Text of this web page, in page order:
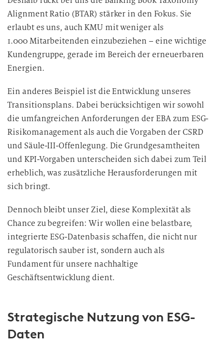
Alignment Ratio (BTAR) stärker in den Fokus. Sie
erlaubt es uns, auch KMU mit weniger als
1.000 Mitarbeitenden einzubeziehen – eine wichtige
Kundengruppe, gerade im Bereich der erneuerbaren
Energien.
Ein anderes Beispiel ist die Entwicklung unseres
Transitionsplans. Dabei berücksichtigen wir sowohl
die umfangreichen Anforderungen der EBA zum ESG-
Risikomanagement als auch die Vorgaben der CSRD
und Säule-III-Offenlegung. Die Grundgesamtheiten
und KPI-Vorgaben unterscheiden sich dabei zum Teil
erheblich, was zusätzliche Herausforderungen mit
sich bringt.
Dennoch bleibt unser Ziel, diese Komplexität als
Chance zu begreifen: Wir wollen eine belastbare,
integrierte ESG-Datenbasis schaffen, die nicht nur
regulatorisch sauber ist, sondern auch als
Fundament für unsere nachhaltige
Geschäftsentwicklung dient.
Strategische Nutzung von ESG-
Daten